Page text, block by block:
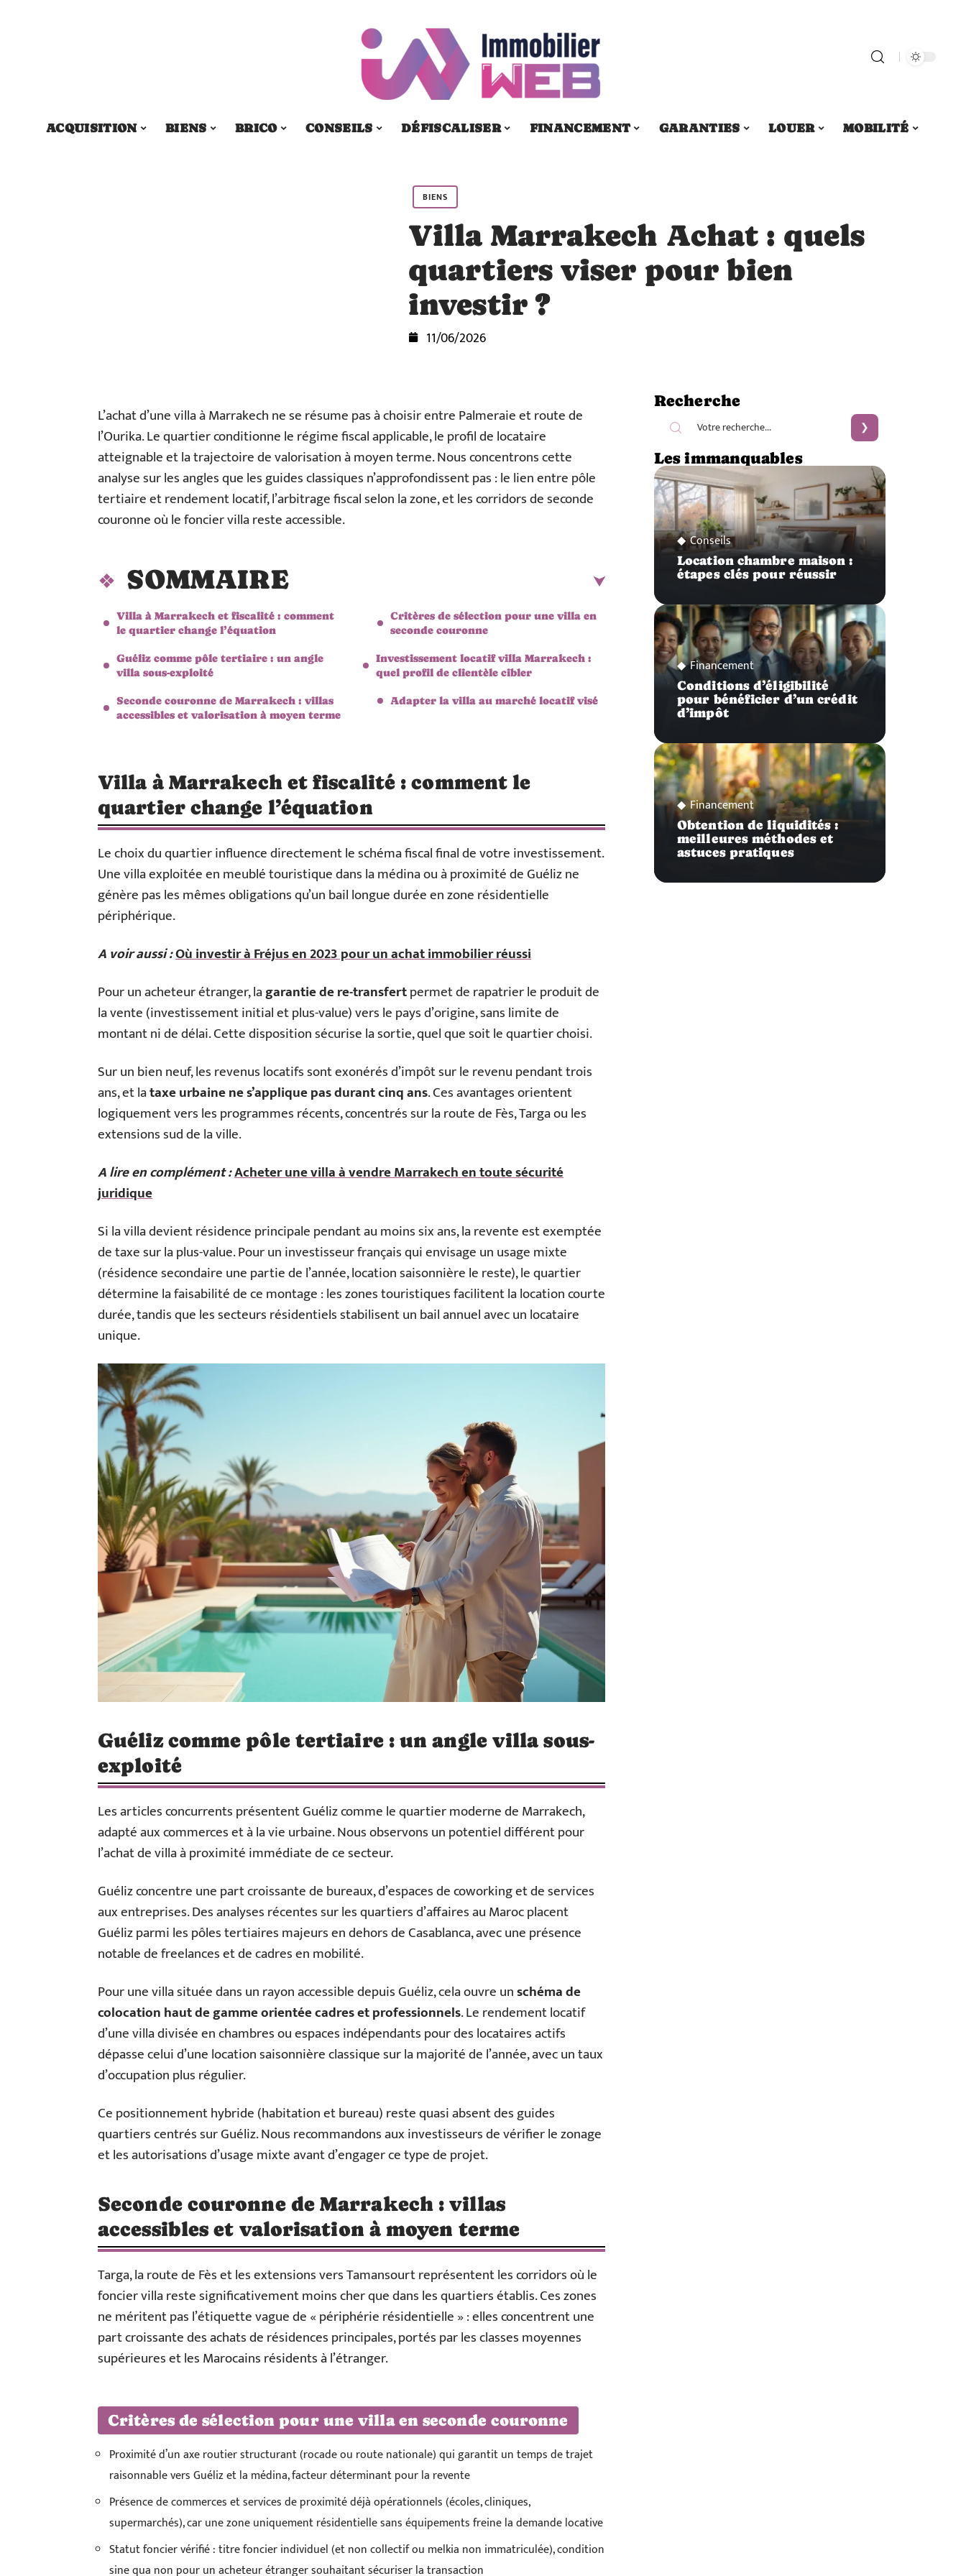
ACQUISITION BIENS BRICO CONSEILS DÉFISCALISER FINANCEMENT GARANTIES LOUER MOBILITÉ
BIENS
Villa Marrakech Achat : quels
quartiers viser pour bien
investir ?
11/06/2026
L’achat d’une villa à Marrakech ne se résume pas à choisir entre Palmeraie et route de
l’Ourika. Le quartier conditionne le régime fiscal applicable, le profil de locataire
atteignable et la trajectoire de valorisation à moyen terme. Nous concentrons cette
analyse sur les angles que les guides classiques n’approfondissent pas : le lien entre pôle
tertiaire et rendement locatif, l’arbitrage fiscal selon la zone, et les corridors de seconde
couronne où le foncier villa reste accessible.
SOMMAIRE
Villa à Marrakech et fiscalité : comment
le quartier change l’équation
Guéliz comme pôle tertiaire : un angle
villa sous-exploité
Seconde couronne de Marrakech : villas
accessibles et valorisation à moyen terme
Critères de sélection pour une villa en
seconde couronne
Investissement locatif villa Marrakech :
quel profil de clientèle cibler
Adapter la villa au marché locatif visé
Villa à Marrakech et fiscalité : comment le
quartier change l’équation
Le choix du quartier influence directement le schéma fiscal final de votre investissement.
Une villa exploitée en meublé touristique dans la médina ou à proximité de Guéliz ne
génère pas les mêmes obligations qu’un bail longue durée en zone résidentielle
périphérique.
A voir aussi :Où investir à Fréjus en 2023 pour un achat immobilier réussi
Pour un acheteur étranger, lagarantie de re-transfertpermet de rapatrier le produit de
la vente (investissement initial et plus-value) vers le pays d’origine, sans limite de
montant ni de délai. Cette disposition sécurise la sortie, quel que soit le quartier choisi.
Sur un bien neuf, les revenus locatifs sont exonérés d’impôt sur le revenu pendant trois
ans, et lataxe urbaine ne s’applique pas durant cinq ans. Ces avantages orientent
logiquement vers les programmes récents, concentrés sur la route de Fès, Targa ou les
extensions sud de la ville.
A lire en complément :Acheter une villa à vendre Marrakech en toute sécurité
juridique
Si la villa devient résidence principale pendant au moins six ans, la revente est exemptée
de taxe sur la plus-value. Pour un investisseur français qui envisage un usage mixte
(résidence secondaire une partie de l’année, location saisonnière le reste), le quartier
détermine la faisabilité de ce montage : les zones touristiques facilitent la location courte
durée, tandis que les secteurs résidentiels stabilisent un bail annuel avec un locataire
unique.
Guéliz comme pôle tertiaire : un angle villa sous-
exploité
Les articles concurrents présentent Guéliz comme le quartier moderne de Marrakech,
adapté aux commerces et à la vie urbaine. Nous observons un potentiel différent pour
l’achat de villa à proximité immédiate de ce secteur.
Guéliz concentre une part croissante de bureaux, d’espaces de coworking et de services
aux entreprises. Des analyses récentes sur les quartiers d’affaires au Maroc placent
Guéliz parmi les pôles tertiaires majeurs en dehors de Casablanca, avec une présence
notable de freelances et de cadres en mobilité.
Pour une villa située dans un rayon accessible depuis Guéliz, cela ouvre unschéma de
colocation haut de gamme orientée cadres et professionnels. Le rendement locatif
d’une villa divisée en chambres ou espaces indépendants pour des locataires actifs
dépasse celui d’une location saisonnière classique sur la majorité de l’année, avec un taux
d’occupation plus régulier.
Ce positionnement hybride (habitation et bureau) reste quasi absent des guides
quartiers centrés sur Guéliz. Nous recommandons aux investisseurs de vérifier le zonage
et les autorisations d’usage mixte avant d’engager ce type de projet.
Seconde couronne de Marrakech : villas
accessibles et valorisation à moyen terme
Targa, la route de Fès et les extensions vers Tamansourt représentent les corridors où le
foncier villa reste significativement moins cher que dans les quartiers établis. Ces zones
ne méritent pas l’étiquette vague de « périphérie résidentielle » : elles concentrent une
part croissante des achats de résidences principales, portés par les classes moyennes
supérieures et les Marocains résidents à l’étranger.
Critères de sélection pour une villa en seconde couronne
Proximité d’un axe routier structurant (rocade ou route nationale) qui garantit un temps de trajet
raisonnable vers Guéliz et la médina, facteur déterminant pour la revente
Présence de commerces et services de proximité déjà opérationnels (écoles, cliniques,
supermarchés), car une zone uniquement résidentielle sans équipements freine la demande locative
Statut foncier vérifié : titre foncier individuel (et non collectif ou melkia non immatriculée), condition
sine qua non pour un acheteur étranger souhaitant sécuriser la transaction
Recherche
Les immanquables
Conseils
Location chambre maison :
étapes clés pour réussir
Financement
Conditions d’éligibilité
pour bénéficier d’un crédit
d’impôt
Financement
Obtention de liquidités :
meilleures méthodes et
astuces pratiques